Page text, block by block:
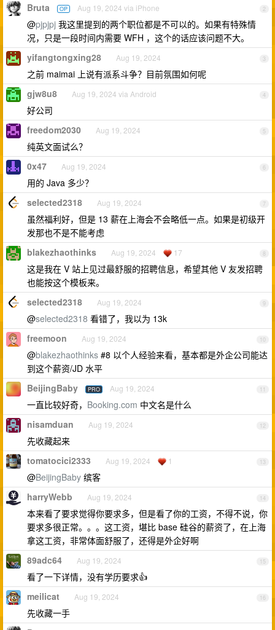
2
Bruta OP Aug 19, 2024 via iPhone
@pjpjpj 我这里提到的两个职位都是不可以的。如果有特殊情
况，只是一段时间内需要 WFH ，这个的话应该问题不大。
3
yifangtongxing28 Aug 19, 2024
之前 maimai 上说有派系斗争？目前氛围如何呢
4
gjw8u8 Aug 19, 2024 via Android
好公司
5
freedom2030 Aug 19, 2024
纯英文面试么？
6
0x47 Aug 19, 2024
用的 Java 多少？
7
selected2318 Aug 19, 2024
虽然福利好，但是 13 薪在上海会不会略低一点。如果是初级开
发那也不是不能考虑
8
blakezhaothinks Aug 19, 2024 17
这是我在 V 站上见过最舒服的招聘信息，希望其他 V 友发招聘
也能按这个模板来。
9
selected2318 Aug 19, 2024
@selected2318 看错了，我以为 13k
10
freemoon Aug 19, 2024
@blakezhaothinks #8 以个人经验来看，基本都是外企公司能达
到这个薪资/JD 水平
11
BeijingBaby PRO Aug 19, 2024
一直比较好奇， Booking.com 中文名是什么
12
nisamduan Aug 19, 2024
先收藏起来
13
tomatocici2333 Aug 19, 2024 1
@BeijingBaby 缤客
14
harryWebb Aug 19, 2024
本来看了要求觉得你要求多，但是看了你的工资，不得不说，你
要求多很正常。。。这工资，堪比 base 硅谷的薪资了，在上海
拿这工资，非常体面舒服了，还得是外企好啊
15
89adc64 Aug 19, 2024
看了一下详情，没有学历要求👍
16
meilicat Aug 19, 2024
先收藏一手